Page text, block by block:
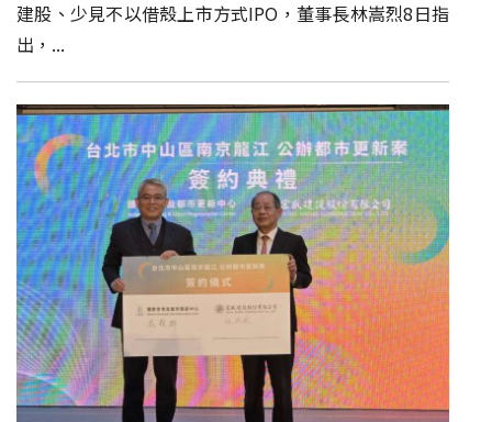
建股、少見不以借殼上市方式IPO，董事長林嵩烈8日指
出，...